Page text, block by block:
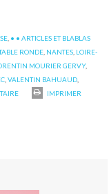
• • ARTICLES ET BLABLAS
RONDE NANTES LOIRE-
MOURIER GERVY,
,VALENTIN BAHUAUD
IMPRIMER